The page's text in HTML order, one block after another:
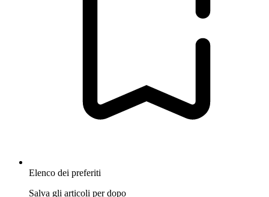
Elenco dei preferiti
Salva gli articoli per dopo